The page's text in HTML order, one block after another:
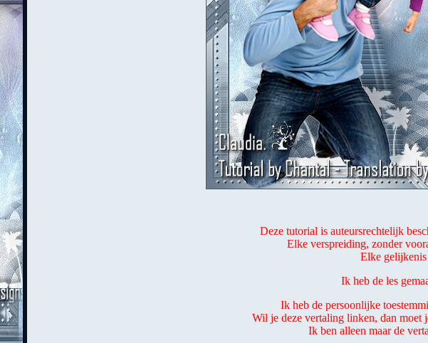
Deze tutorial is auteursrechtelijk
Elke verspreiding, zonder
Elke gelijkenis
Ik heb de les
Ik heb de persoonlijke
Wil je deze vertaling linken, dan moet
Ik ben alleen maar de